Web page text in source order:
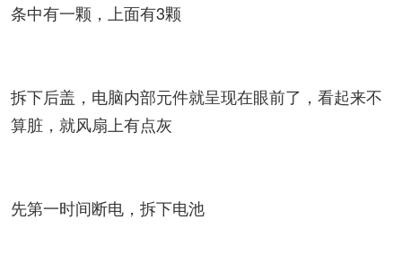
条中有一颗，上面有3颗
拆下后盖，电脑内部元件就呈现在眼前了，看起来不
算脏，就风扇上有点灰
先第一时间断电，拆下电池